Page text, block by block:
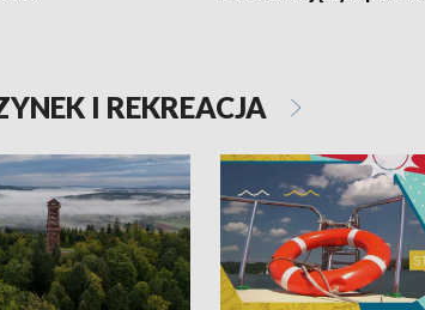
I REKREACJA